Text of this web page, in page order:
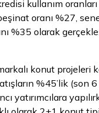
kullanım
oranı %27,
%35 olarak
konut projeleri
%45’lik (son
yatırımcılara